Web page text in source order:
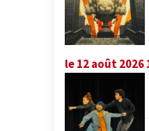
le 12 août 2026